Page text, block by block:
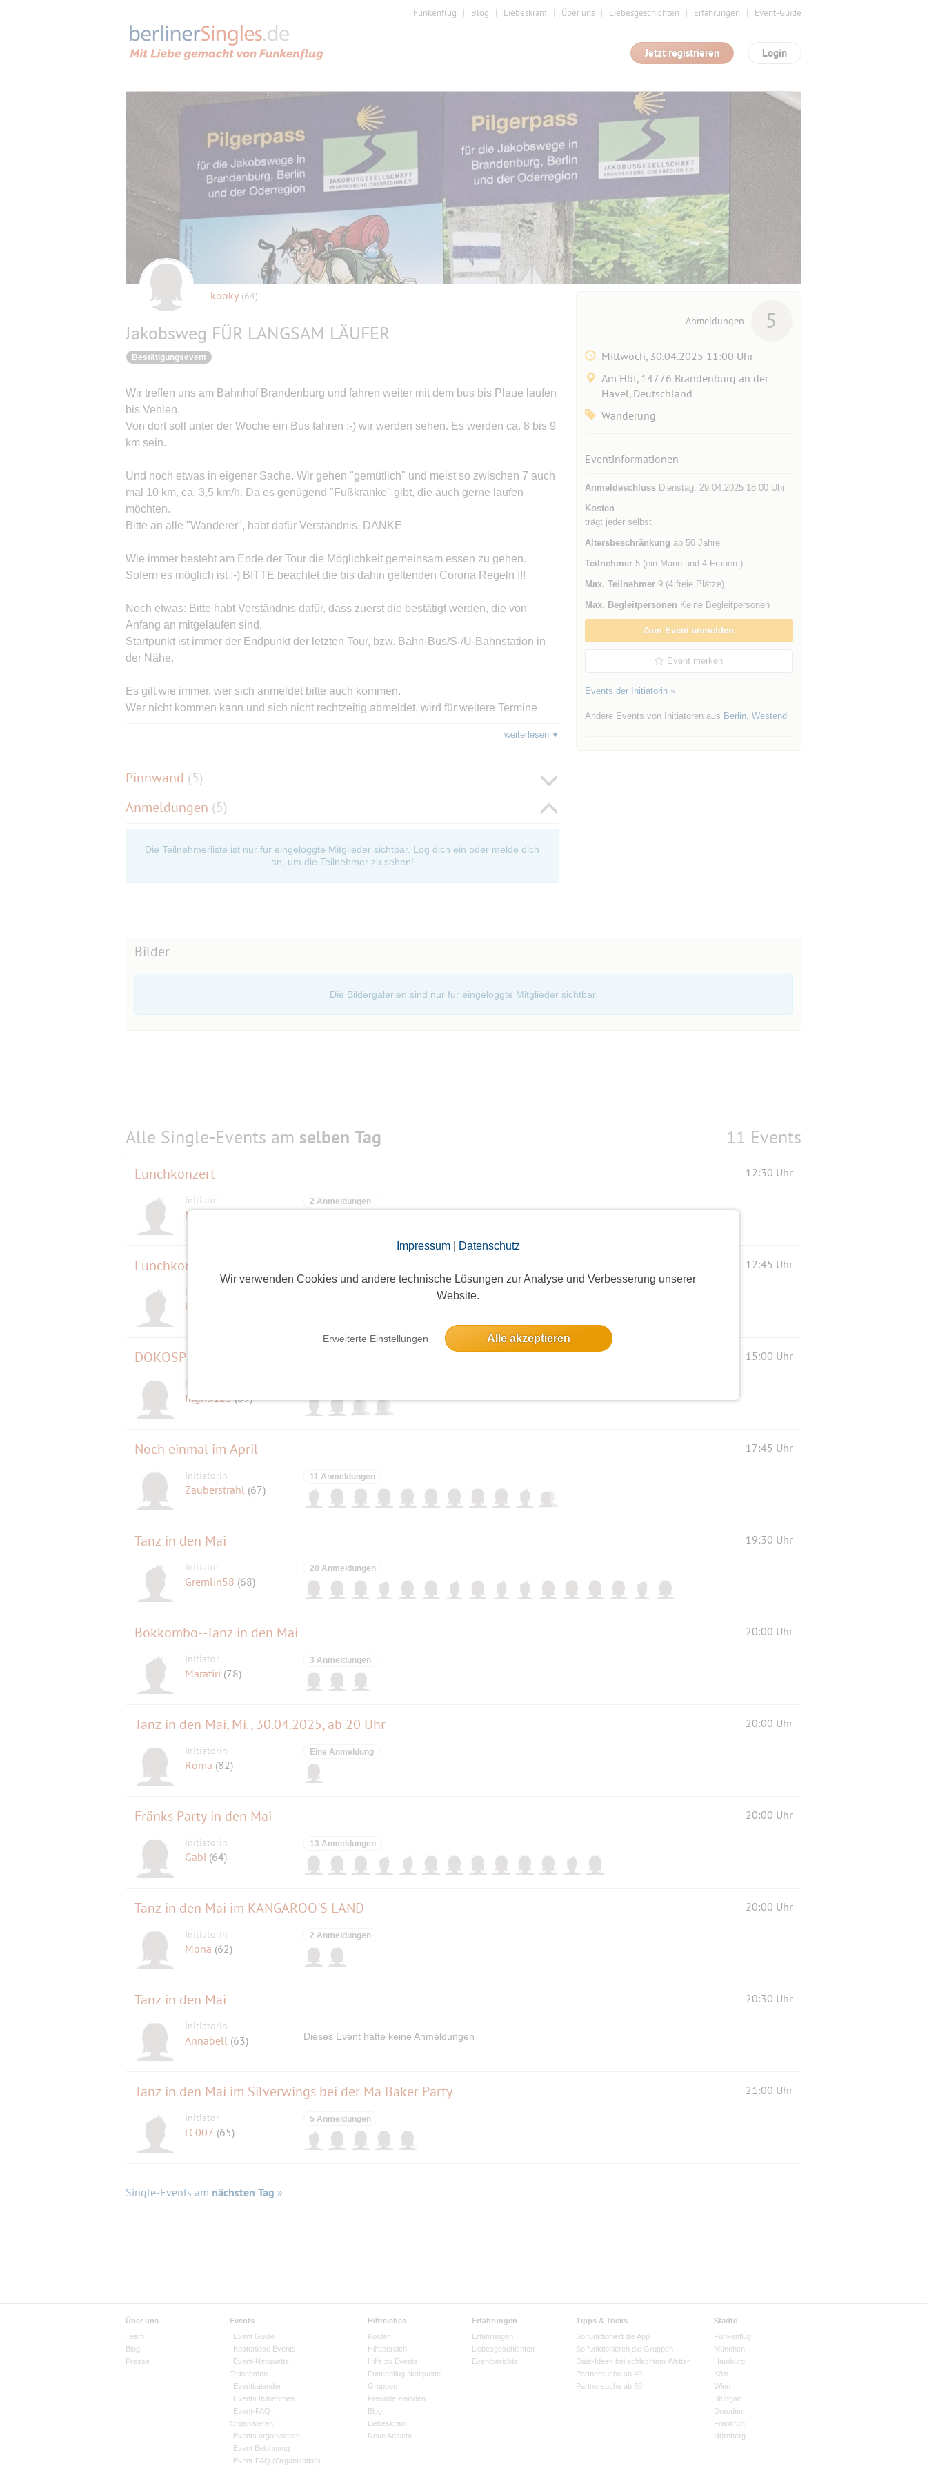
Impressum| Datenschutz
Wir verwenden Cookies und andere technische Lösungen zur Analyse und Verbesserung unserer
Website.
Erweiterte Einstellungen Alle akzeptieren
Funkenflug Blog Liebeskram Über uns Liebesgeschichten Erfahrungen Event-Guide
Login
Jetzt registrieren
kooky (64)
Jakobsweg FÜR LANGSAM LÄUFER
Bestätigungsevent
Wir treffen uns am Bahnhof Brandenburg und fahren weiter mit dem bus bis Plaue laufen
bis Vehlen.
Von dort soll unter der Woche ein Bus fahren ;-) wir werden sehen. Es werden ca. 8 bis 9
km sein.
Und noch etwas in eigener Sache. Wir gehen "gemütlich" und meist so zwischen 7 auch
mal 10 km, ca. 3,5 km/h. Da es genügend "Fußkranke" gibt, die auch gerne laufen
möchten.
Bitte an alle "Wanderer", habt dafür Verständnis. DANKE
Wie immer besteht am Ende der Tour die Möglichkeit gemeinsam essen zu gehen.
Sofern es möglich ist ;-) BITTE beachtet die bis dahin geltenden Corona Regeln !!!
Noch etwas: Bitte habt Verständnis dafür, dass zuerst die bestätigt werden, die von
Anfang an mitgelaufen sind.
Startpunkt ist immer der Endpunkt der letzten Tour, bzw. Bahn-Bus/S-/U-Bahnstation in
der Nähe.
Es gilt wie immer, wer sich anmeldet bitte auch kommen.
Wer nicht kommen kann und sich nicht rechtzeitig abmeldet, wird für weitere Termine
Zur Erklärung da das einigen immer noch nicht klar oder geläufig ist.... Bei einem
ist....wer teilnimmt entscheidet nicht der Wartelistenplatz sondern einzig und alleine
weiterlesen
Pinnwand (5)
Anmeldungen (5)
Die Teilnehmerliste ist nur für eingeloggte Mitglieder sichtbar. Log dich ein oder melde dich
an, um die Teilnehmer zu sehen!
Anmeldungen 5
Mittwoch, 30.04.2025 11:00 Uhr
Am Hbf, 14776 Brandenburg an der
Havel, Deutschland
Wanderung
Eventinformationen
AnmeldeschlussDienstag, 29.04.2025 18:00 Uhr
Kosten
trägt jeder selbst
Altersbeschränkung ab 50 Jahre
Teilnehmer5 (ein Mann und 4 Frauen )
Max. Teilnehmer9 (4 freie Plätze)
Max. Begleitpersonen Keine Begleitpersonen
Zum Event anmelden
Event merken
Events der Initiatorin »
Andere Events von Initiatoren aus Berlin, Westend
Bilder
Die Bildergalerien sind nur für eingeloggte Mitglieder sichtbar.
Alle Single-Events am selben Tag 11 Events
Lunchkonzert 12:30 Uhr
Initiator
Maratiri(78)
2 Anmeldungen
Lunchkonzert - Violine 12:45 Uhr
Initiator
DON Dieses Event hatte keine Anmeldungen
DOKOSPIELEN 15:00 Uhr
Initiatorin
Ingrid123(69)
Noch einmal im April 17:45 Uhr
Initiatorin
Zauberstrahl (67)
11 Anmeldungen
Tanz in den Mai 19:30 Uhr
Initiator
Gremlin58 (68)
20 Anmeldungen
Bokkombo--Tanz in den Mai 20:00 Uhr
Initiator
Maratiri (78)
3 Anmeldungen
Tanz in den Mai, Mi., 30.04.2025, ab 20 Uhr 20:00 Uhr
Initiatorin
Roma (82)
Eine Anmeldung
Fränks Party in den Mai 20:00 Uhr
Initiatorin
Gabi (64)
13 Anmeldungen
Tanz in den Mai im KANGAROO'S LAND 20:00 Uhr
Initiatorin
Mona (62)
2 Anmeldungen
Tanz in den Mai 20:30 Uhr
Initiatorin
Annabell (63) Dieses Event hatte keine Anmeldungen
Tanz in den Mai im Silverwings bei der Ma Baker Party 21:00 Uhr
Initiator
LC007 (65)
5 Anmeldungen
Single-Events am nächsten Tag »
Über uns
Team
Blog
Presse
Events
Event Guide
Kostenlose Events
Event-Netiquette
Teilnehmen
Eventkalender
Events teilnehmen
Event-FAQ
Organisieren
Events organisieren
Event Belohnung
Event-FAQ (Organisation)
Hilfreiches
Kosten
Hilfebereich
Hilfe zu Events
Funkenflug Netiquette
Gruppen
Freunde einladen
Blog
Liebeskram
Neue Ansicht
Erfahrungen
Erfahrungen
Liebesgeschichten
Eventberichte
Tipps & Tricks
So funktioniert die App
So funktionieren die Gruppen
Date-Ideen bei schlechtem Wetter
Partnersuche ab 40
Partnersuche ab 50
Städte
Funkenflug
München
Hamburg
Köln
Wien
Stuttgart
Dresden
Frankfurt
Nürnberg